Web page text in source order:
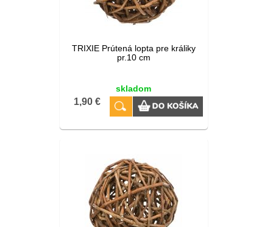
TRIXIE Prútená lopta pre králiky
pr.10 cm
skladom
1,90 €